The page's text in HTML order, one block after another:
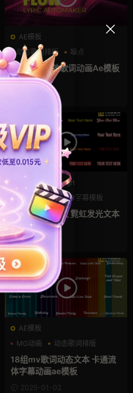
AE模板
动态歌词排版
噪点
复古风
故障噪点特效歌词动画Ae模板
2025-05-15
PR基本图形mogrt
PR基本图形
PR字幕模板
动态歌词排版
Pr文字特效模板 霓虹发光文本
动画复古字幕
2025-03-07
AE模板
MG动画
动态歌词排版
卡通模板
18组mv歌词动态文本 卡通流
体字幕动画ae模板
2025-01-02